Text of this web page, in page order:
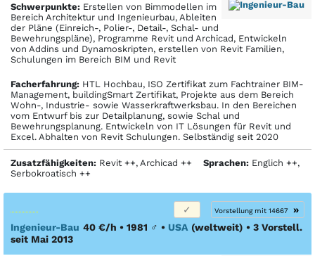
Schwerpunkte: Erstellen von Bimmodellen im
Bereich Architektur und Ingenieurbau, Ableiten
der Pläne (Einreich-, Polier-, Detail-, Schal- und
Bewehrungspläne), Programme Revit und Archicad, Entwickeln
von Addins und Dynamoskripten, erstellen von Revit Familien,
Schulungen im Bereich BIM und Revit
Facher­fahrung: HTL Hochbau, ISO Zertifikat zum Fachtrainer BIM-
Management, buildingSmart Zertifikat, Projekte aus dem Bereich
Wohn-, Industrie- sowie Wasserkraftwerksbau. In den Bereichen
vom Entwurf bis zur Detailplanung, sowie Schal und
Bewehrungsplanung. Entwickeln von IT Lösungen für Revit und
Excel. Abhalten von Revit Schulungen. Selbständig seit 2020
Zusatzfähigkeiten: Revit ++, Archicad ++ Sprachen: Englich ++,
Serbokroatisch ++
Vorstellung mit 14667
»
Ingenieur-Bau 40 €/h • 1981 ♂ • USA (weltweit) • 3 Vorstell.
seit Mai 2013